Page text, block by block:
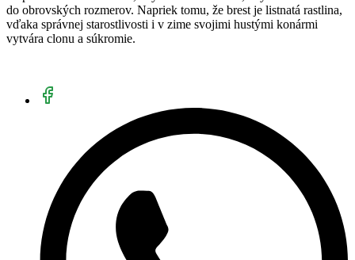
do obrovských rozmerov. Napriek tomu, že brest je listnatá rastlina,
vďaka správnej starostlivosti i v zime svojimi hustými konármi
vytvára clonu a súkromie.